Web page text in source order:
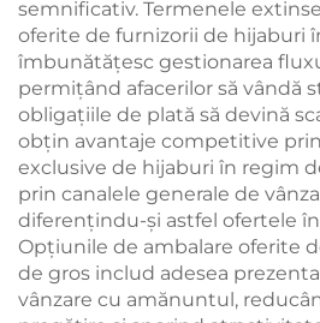
semnificativ. Termenele
oferite de furnizorii de hijaburi
îmbunătățesc gestionarea
permițând afacerilor să vândă
obligațiile de plată să devină
obțin avantaje competitive
exclusive de hijaburi în regim
prin canalele generale de
diferențindu-și astfel ofertele
Opțiunile de ambalare oferite
de gros includ adesea
vânzare cu amănuntul,